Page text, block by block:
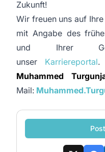
Zukunft!
Wir freuen uns auf
mit Angabe des
und Ihrer
unser Karriereportal.
Muhammed
Mail: